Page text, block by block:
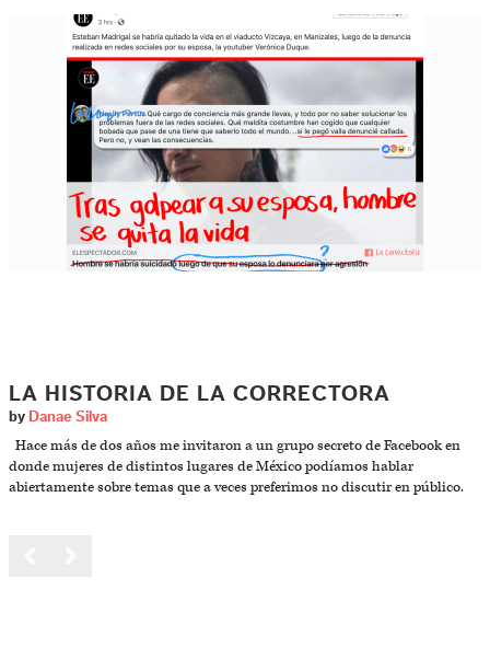
LA HISTORIA DE LA CORRECTORA
by Danae Silva
Hace más de dos años me invitaron a un grupo secreto de Facebook en
donde mujeres de distintos lugares de México podíamos hablar
abiertamente sobre temas que a veces preferimos no discutir en público.